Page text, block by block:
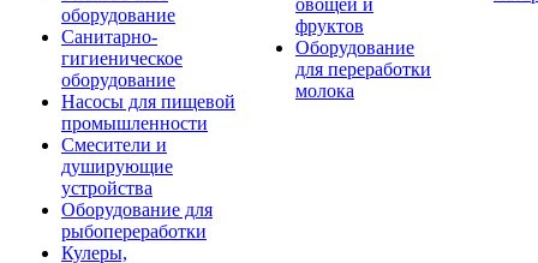
оборудование
Санитарно-
гигиеническое
оборудование
Насосы для пищевой
промышленности
Смесители и
душирующие
устройства
Оборудование для
рыбопереработки
Кулеры,
овощей и
фруктов
Оборудование
для переработки
молока